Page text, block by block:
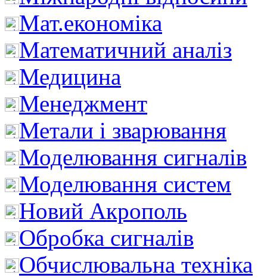
Мат.економіка
Математичний аналіз
Медицина
Менеджмент
Метали і зварювання
Моделювання сигналів
Моделювання систем
Новий Акрополь
Обробка сигналів
Обчислювальна техніка